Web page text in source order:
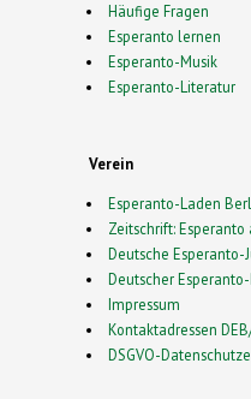
Häufige Fragen
Esperanto lernen
Esperanto-Musik
Esperanto-Literatur
Verein
Esperanto-Laden
Zeitschrift: Esperanto
Deutsche Esperanto-
Deutscher
Impressum
Kontaktadressen
DSGVO-